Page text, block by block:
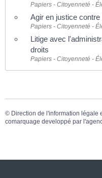
Papiers - Citoyenneté -
Agir en justice
Papiers - Citoyenneté -
Litige avec
droits
Papiers - Citoyenneté -
© Direction de l'information légale
comarquage developpé par l'